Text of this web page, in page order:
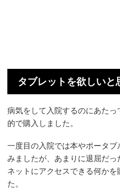
タブレットを欲しいと
病気をして入院するのにあた
的で購入しました。
一度目の入院では本やポータ
みましたが、あまりに退屈だ
ネットにアクセスできる何か
た。